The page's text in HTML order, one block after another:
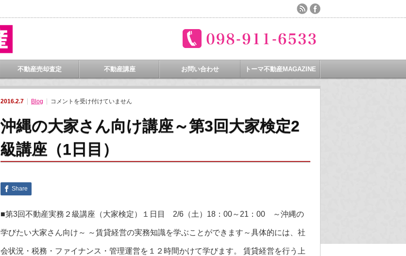
不動産売却査定 不動産講座 お問い合わせ トーマ不動産MAGAZINE
2016.2.7 Blog
沖
大
家
さ
座
定
講
日
コメントを受け付けていません
沖縄の大家さん向け講座～第3回大家検定2
級講座（1日目）
Share
■第3回不動産実務２級講座（大家検定）１日目 2/6（土）18：00～21：00 ～沖縄の
学びたい大家さん向け～ ～賃貸経営の実務知識を学ぶことができます～具体的には、社
会状況・税務・ファイナンス・管理運営を１２時間かけて学びます。 賃貸経営を行う上